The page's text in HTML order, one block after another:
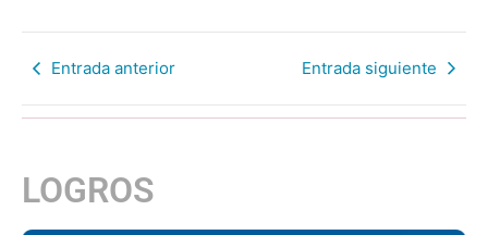
Entrada anterior Entrada siguiente
LOGROS